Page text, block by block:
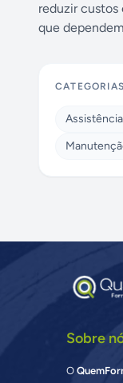
reduzir custos
que
Sobre
O